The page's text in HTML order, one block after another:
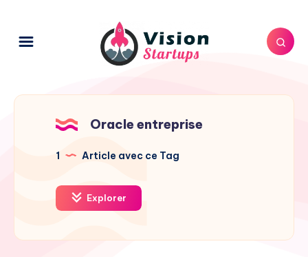
Oracle entreprise
1 Article avec ce Tag
Explorer